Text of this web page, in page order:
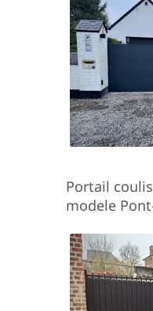
Portail
modele